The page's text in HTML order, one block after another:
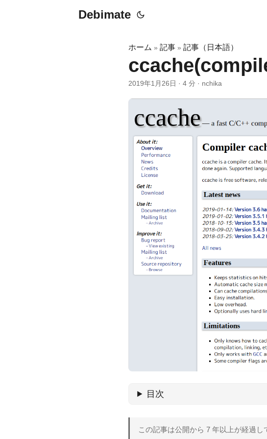
Debimate
ホーム » 記事 » 記事（日本語）
2019年1月26日 · 4 分 · nchika
目次
この記事は公開から 7 年以上が経過